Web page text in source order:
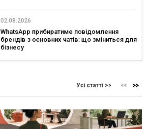
02.08.2026
WhatsApp прибиратиме повідомлення
брендів з основних чатів: що зміниться для
бізнесу
Усі статті >>